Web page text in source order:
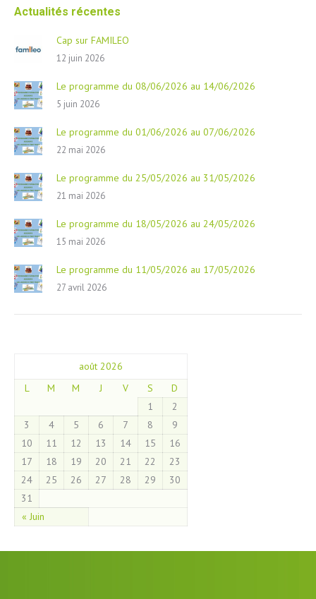
Actualités récentes
Cap sur FAMILEO
12 juin 2026
Le programme du 08/06/2026 au 14/06/2026
5 juin 2026
Le programme du 01/06/2026 au 07/06/2026
22 mai 2026
Le programme du 25/05/2026 au 31/05/2026
21 mai 2026
Le programme du 18/05/2026 au 24/05/2026
15 mai 2026
Le programme du 11/05/2026 au 17/05/2026
27 avril 2026
août 2026
L
M M J V S D
« Juin
1
2
3
4 5 6 7 8
9
10
11 12 13 14 15
16
17
18 19 20 21 22
23
24
25 26 27 28 29
30
31